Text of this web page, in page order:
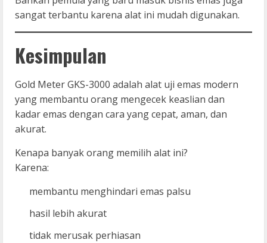
sangat terbantu karena alat ini mudah digunakan.
Kesimpulan
Gold Meter GKS-3000 adalah alat uji emas modern
yang membantu orang mengecek keaslian dan
kadar emas dengan cara yang cepat, aman, dan
akurat.
Kenapa banyak orang memilih alat ini?
Karena:
membantu menghindari emas palsu
hasil lebih akurat
tidak merusak perhiasan